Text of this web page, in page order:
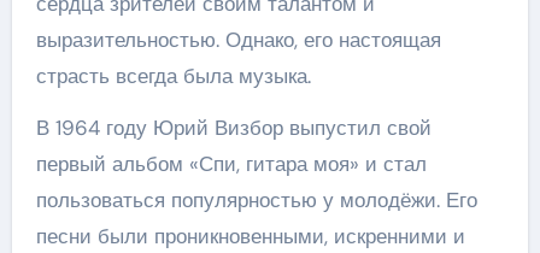
выразительностью. Однако, его настоящая
страсть всегда была музыка.
В 1964 году Юрий Визбор выпустил свой
первый альбом «Спи, гитара моя» и стал
пользоваться популярностью у молодёжи. Его
песни были проникновенными, искренними и